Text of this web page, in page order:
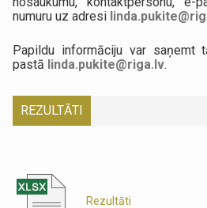
numuru uz adresi
Papildu informāciju var saņemt
pastā linda.pukite@riga.lv.
REZULTĀTI
Rezultāti